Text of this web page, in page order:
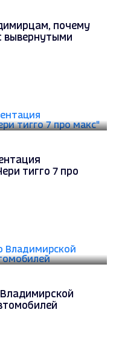
почему
вывернутыми
тигго 7 про